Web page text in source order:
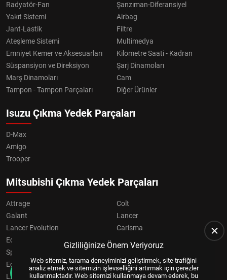
Radyatör-Fan
Şanzıman-Diferansiyel
Yakıt Sistemi
Airbag
Jant-Lastik
Filtre
Ateşleme Sistemi
Multimedya
Emniyet Kemer ve Aksesuarları
Kilometre Saati - Kadran
Süspansiyon ve Direksiyon
Şarj Dinamoları
Marş Dinamoları
Cam
Tampon - Tampon Parçaları
Diğer Ürünler
Isuzu Çıkma Yedek Parçaları
D-Max
Amigo
Trooper
Mitsubishi Çıkma Yedek Parçaları
Attrage
Colt
Galant
Lancer
Lancer Evolution
Carisma
Eclipse
Grandis
Space Star
Eclipse Cross
OUTLANDER
L200
Pajero
Gizliliğinize Önem Veriyoruz
Web sitemiz, tarama deneyiminizi geliştirmek, site trafiğini
analiz etmek ve sitemizin işlevselliğini artırmak için çerezler
kullanmaktadır. Web sitemizi kullanmaya devam ederek, bu